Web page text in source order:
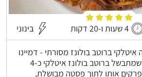
4 שעות ו-20 דקות בינוני
ברוטב בולונז מסורתי - דמיינו
בשר אסאדו משובח שמתבשל ברוטב בולונז איטלקי כ-4
אותו לתוך פסטה מבושלת,